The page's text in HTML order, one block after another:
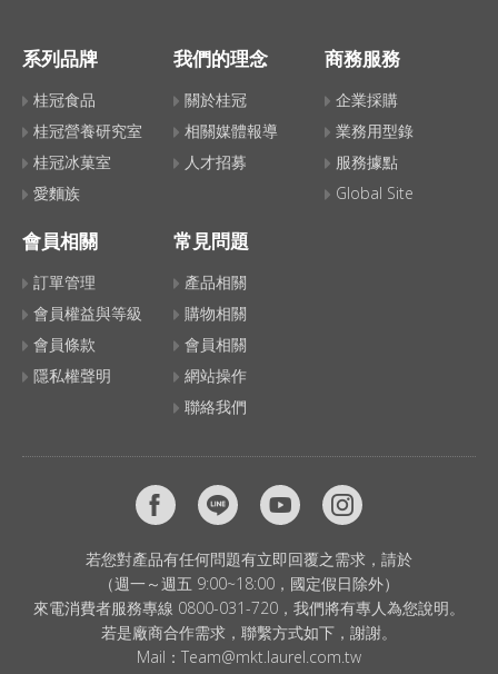
系列品牌
桂冠食品
桂冠營養研究室
桂冠冰菓室
愛麵族
我們的理念
關於桂冠
相關媒體報導
人才招募
商務服務
企業採購
業務用型錄
服務據點
Global Site
會員相關
訂單管理
會員權益與等級
會員條款
隱私權聲明
常見問題
產品相關
購物相關
會員相關
網站操作
聯絡我們
若您對產品有任何問題有立即回覆之需求，請於
（週一～週五 9:00~18:00，國定假日除外）
來電消費者服務專線 0800-031-720，我們將有專人為您說明。
若是廠商合作需求，聯繫方式如下，謝謝。
Mail： Team@mkt.laurel.com.tw